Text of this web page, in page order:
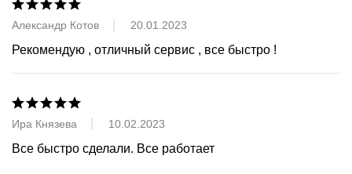
Александр Котов 20.01.2023
Рекомендую , отличный сервис , все быстро !
Ира Князева 10.02.2023
Все быстро сделали. Все работает